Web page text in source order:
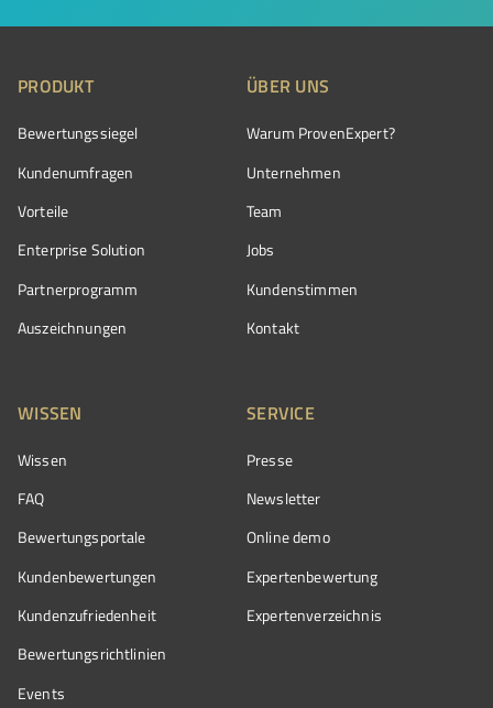
PRODUKT
Bewertungssiegel
Kundenumfragen
Vorteile
Enterprise Solution
Partnerprogramm
Auszeichnungen
ÜBER UNS
Warum ProvenExpert?
Unternehmen
Team
Jobs
Kundenstimmen
Kontakt
WISSEN
Wissen
FAQ
Bewertungsportale
Kundenbewertungen
Kundenzufriedenheit
Bewertungs­richtlinien
Events
SERVICE
Presse
Newsletter
Online demo
Expertenbewertung
Expertenverzeichnis